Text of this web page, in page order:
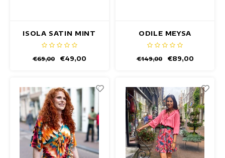
ISOLA SATIN MINT
TOP
€69,00 €49,00
ODILE MEYSA
TUNIKA
€149,00 €89,00